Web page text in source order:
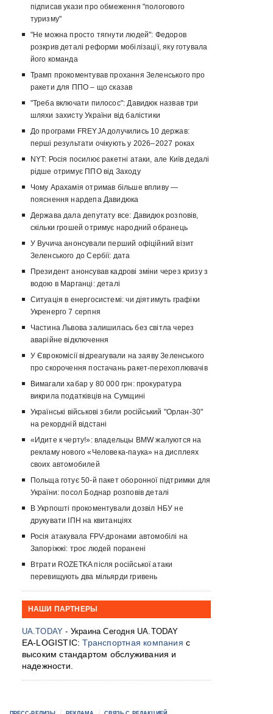
підписав укази про обмеження "пологового
туризму"
"Не можна просто тягнути людей": Федоров
розкрив деталі реформи мобілізації, яку готувала
його команда
Трамп прокоментував прохання Зеленського про
ракети для ППО – що сказав
"Треба включати пилосос": Давидюк назвав три
шляхи захисту України від балістики
До програми FREYJA долучились 10 держав:
перші результати очікують у 2026–2027 роках
NYT: Росія посилює ракетні атаки, але Київ дедалі
рідше отримує ППО від Заходу
Чому Арахамія отримав більше впливу —
пояснення нардепа Давидюка
Держава дала депутату все: Давидюк розповів,
скільки грошей отримує народний обранець
У Вучича анонсували перший офіційний візит
Зеленського до Сербії: дата
Президент анонсував кадрові зміни через кризу з
водою в Марганці: деталі
Ситуація в енергосистемі: чи діятимуть графіки
Укренерго 7 серпня
Частина Львова залишилась без світла через
аварійне відключення
У Єврокомісії відреагували на заяву Зеленського
про скорочення постачань ракет-перехоплювачів
Вимагали хабар у 80 000 грн: прокуратура
викрила податківців на Сумщині
Українські військові збили російський "Орлан-30"
на рекордній відстані
«Идите к черту!»: владельцы BMW жалуются на
рекламу нового «Человека-паука» на дисплеях
своих автомобилей
Польща готує 50-й пакет оборонної підтримки для
України: посол Боднар розповів деталі
В Укрпошті прокоментували дозвіл НБУ не
друкувати ІПН на квитанціях
Росія атакувала FPV-дронами автомобілі на
Запоріжжі: троє людей поранені
Втрати ROZETKA після російської атаки
перевищують два мільярди гривень
НАШИ ПАРТНЕРЫ
UA.TODAY - Украина Сегодня UA.TODAY
EA-LOGISTIC:Транспортная компания с
высоким стандартом обслуживания и
надежности.